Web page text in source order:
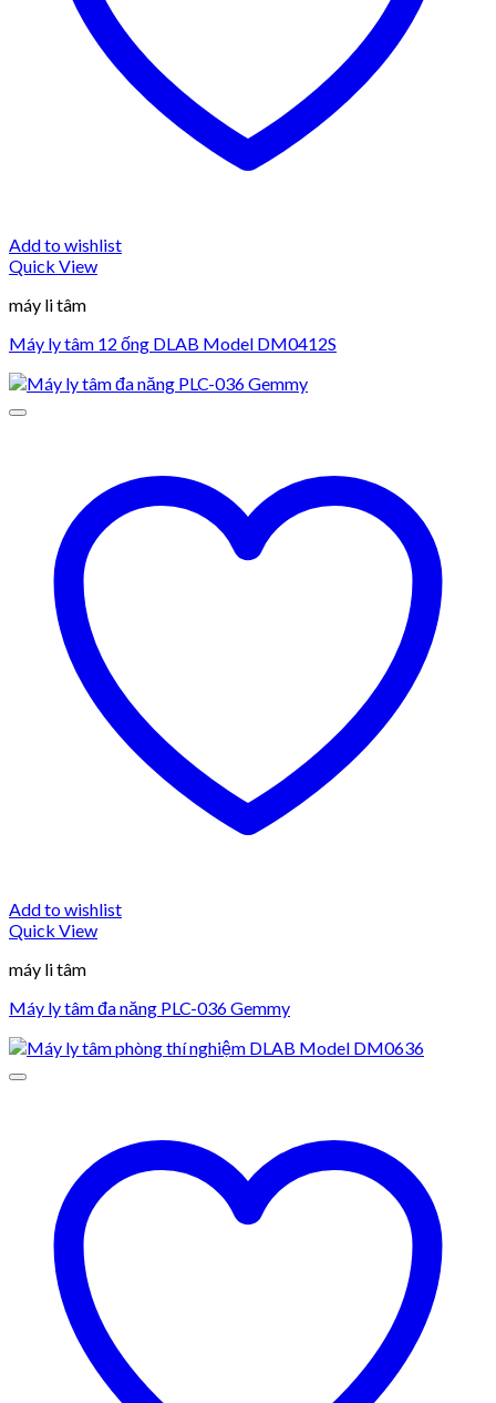
Add to wishlist
Quick View
máy li tâm
Máy ly tâm 12 ống DLAB Model DM0412S
Add to wishlist
Quick View
máy li tâm
Máy ly tâm đa năng PLC-036 Gemmy